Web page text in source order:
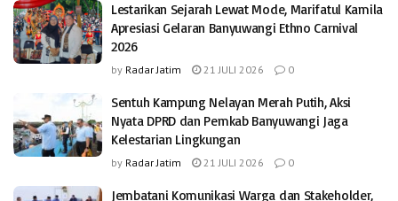
Lestarikan Sejarah Lewat Mode, Marifatul Kamila
Apresiasi Gelaran Banyuwangi Ethno Carnival
2026
by Radar Jatim 21 JULI 2026 0
Sentuh Kampung Nelayan Merah Putih, Aksi
Nyata DPRD dan Pemkab Banyuwangi Jaga
Kelestarian Lingkungan
by Radar Jatim 21 JULI 2026 0
Jembatani Komunikasi Warga dan Stakeholder,